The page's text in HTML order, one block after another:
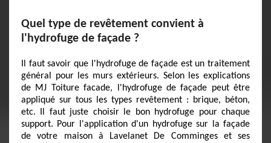
Quel type de revêtement convient à
l'hydrofuge de façade ?
Il faut savoir que l'hydrofuge de façade est un traitement
général pour les murs extérieurs. Selon les explications
de MJ Toiture facade, l'hydrofuge de façade peut être
appliqué sur tous les types revêtement : brique, béton,
etc. Il faut juste choisir le bon hydrofuge pour chaque
support. Pour l'application d'un hydrofuge sur la façade
de votre maison à Lavelanet De Comminges et ses